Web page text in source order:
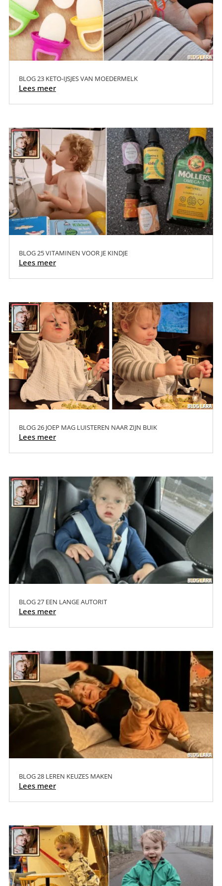
BLOG 23 KETO-IJSJES VAN MOEDERMELK
Lees meer
BLOG 25 VITAMINEN VOOR JE KINDJE
Lees meer
BLOG 26 JOEP MAG LUISTEREN NAAR ZIJN BUIK
Lees meer
BLOG 27 EEN LANGE AUTORIT
Lees meer
BLOG 28 LEREN KEUZES MAKEN
Lees meer